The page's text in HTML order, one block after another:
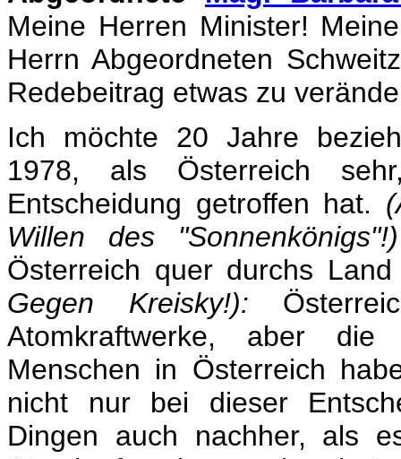
Meine Herren Minister!
Herrn Abgeordneten
Redebeitrag etwas zu
Ich möchte 20 Jahre
1978, als Österreich
Entscheidung getroffen hat.
Willen des
Österreich quer durchs
Gegen Kreisky!):
Atomkraftwerke, aber die
Menschen in Österreich
nicht nur bei dieser
Dingen auch nachher, als